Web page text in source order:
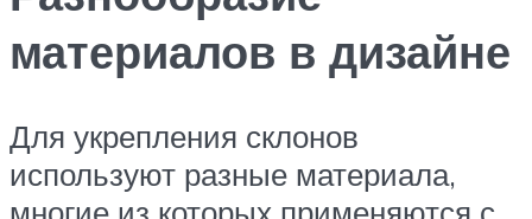
материалов в дизайне
Для укрепления склонов
используют разные материала,